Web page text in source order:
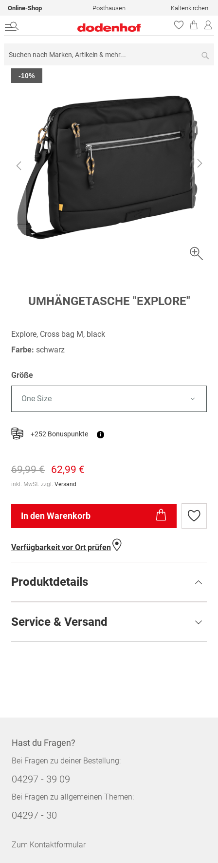
Online-Shop Posthausen Kaltenkirchen
Zum
Ende
-10%
Anfang
springen
UMHÄNGETASCHE "EXPLORE"
Explore, Cross bag M, black
Farbe: schwarz
Größe
One Size
+252 Bonuspunkte i
69,99 € 62,99 €
inkl. MwSt. zzgl. Versand
In den Warenkorb
Zur
Verfügbarkeit vor Ort prüfen
Produktdetails
Service & Versand
Hast du Fragen?
Bei Fragen zu deiner Bestellung:
04297 - 39 09
Bei Fragen zu allgemeinen Themen:
04297 - 30
Zum Kontaktformular